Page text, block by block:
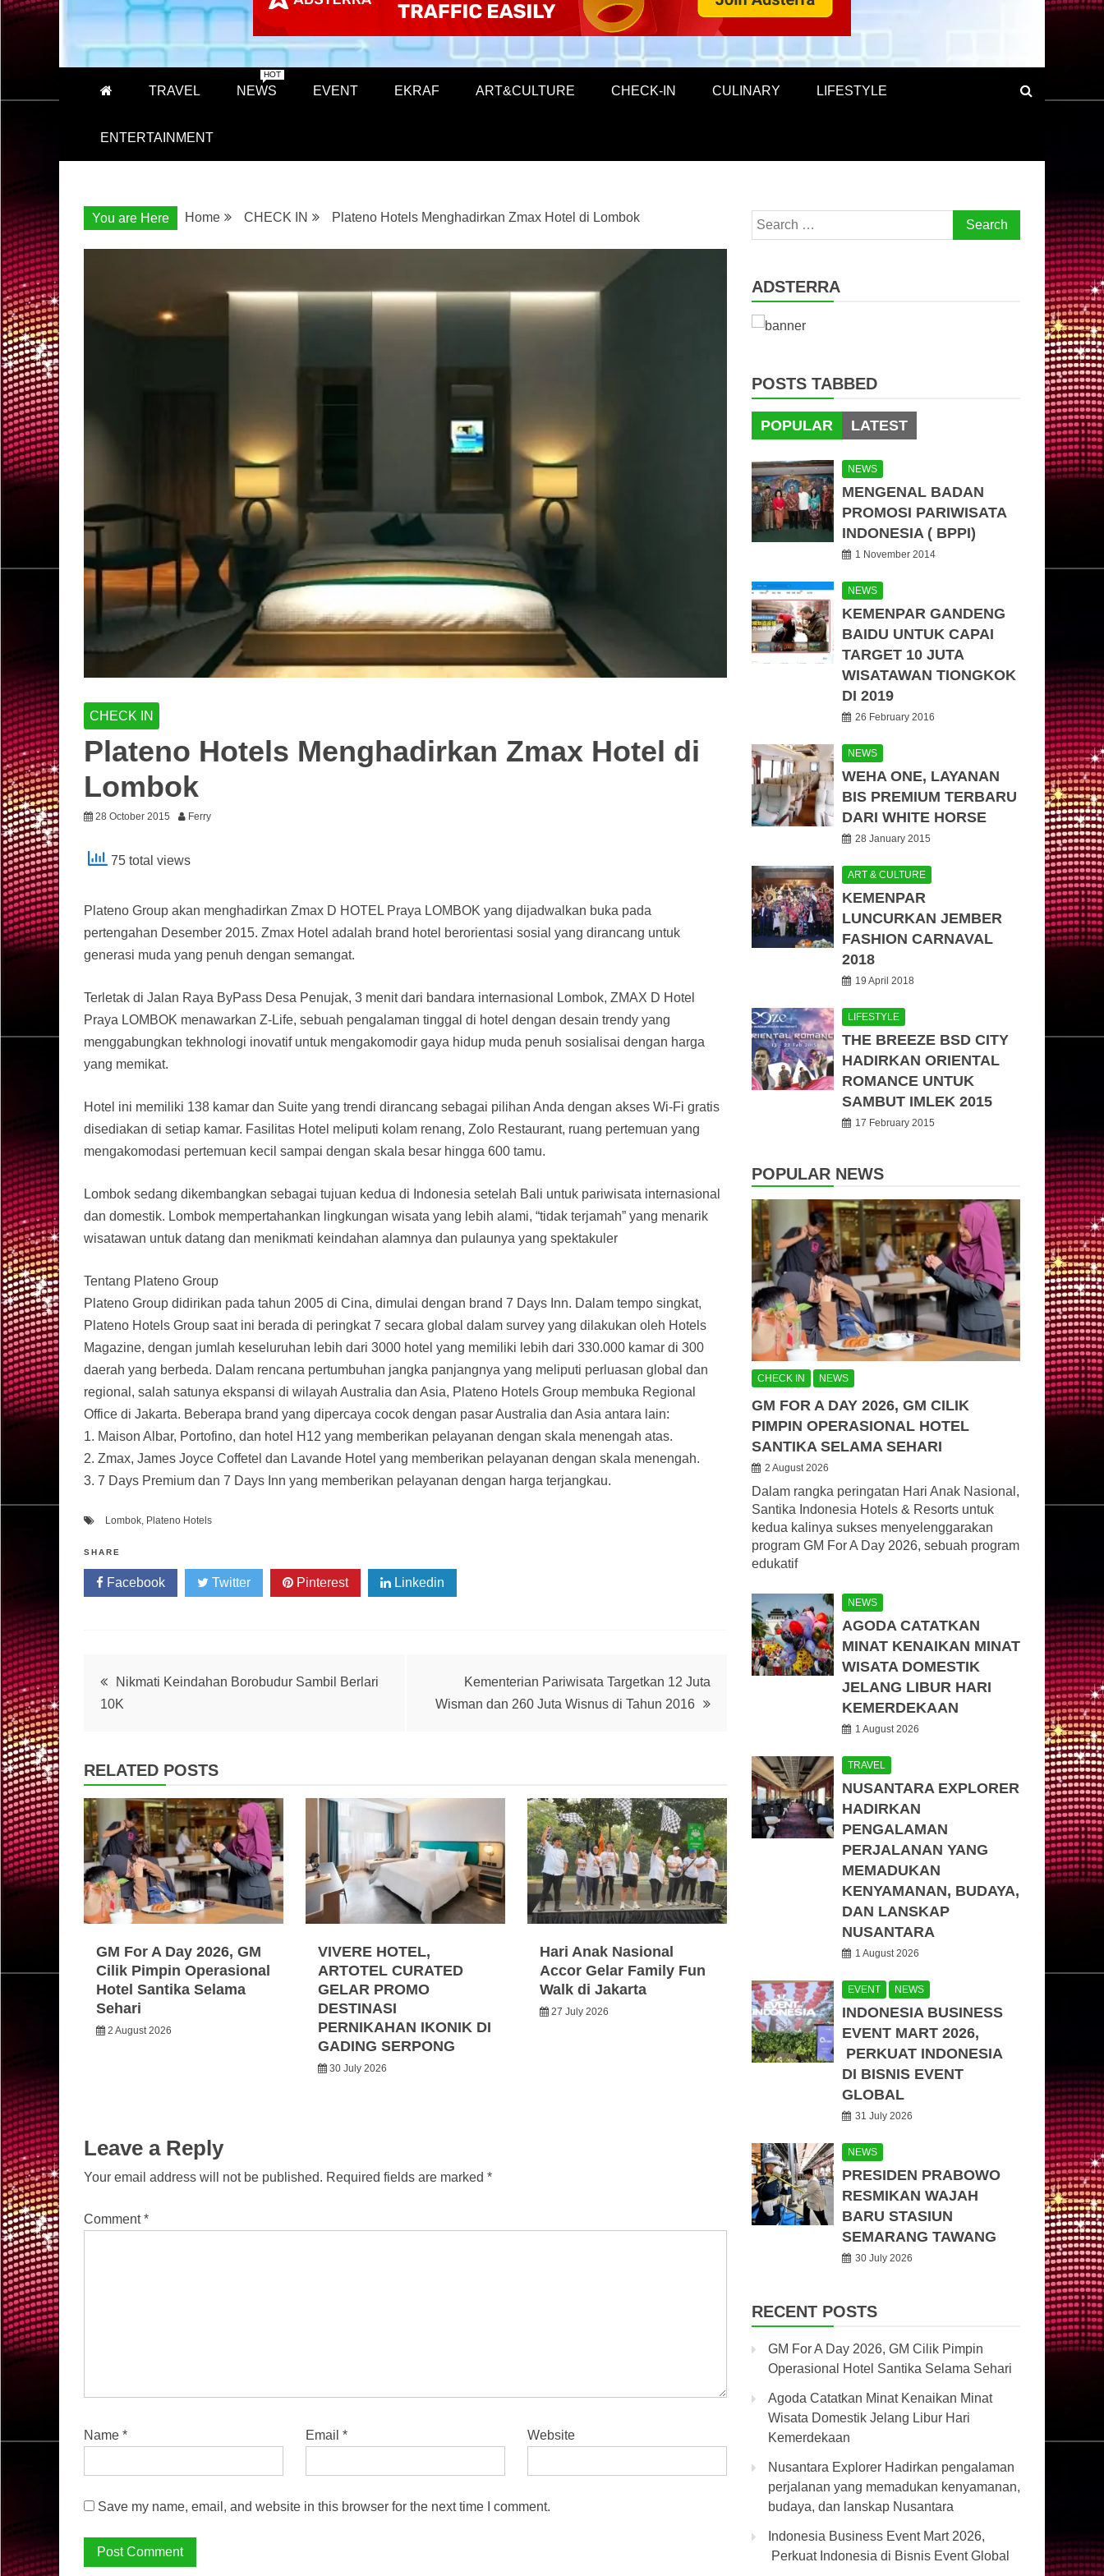
TRAVEL NEWS
HOT
EVENT EKRAF ART&CULTURE CHECK-IN CULINARY LIFESTYLE
ENTERTAINMENT
You are Here Home CHECK IN Plateno Hotels Menghadirkan Zmax Hotel di Lombok
CHECK IN
Plateno Hotels Menghadirkan Zmax Hotel di
Lombok
28 October 2015 Ferry
75 total views
Plateno Group akan menghadirkan Zmax D HOTEL Praya LOMBOK yang dijadwalkan buka pada
pertengahan Desember 2015. Zmax Hotel adalah brand hotel berorientasi sosial yang dirancang untuk
generasi muda yang penuh dengan semangat.
Terletak di Jalan Raya ByPass Desa Penujak, 3 menit dari bandara internasional Lombok, ZMAX D Hotel
Praya LOMBOK menawarkan Z-Life, sebuah pengalaman tinggal di hotel dengan desain trendy yang
menggabungkan tekhnologi inovatif untuk mengakomodir gaya hidup muda penuh sosialisai dengan harga
yang memikat.
Hotel ini memiliki 138 kamar dan Suite yang trendi dirancang sebagai pilihan Anda dengan akses Wi-Fi gratis
disediakan di setiap kamar. Fasilitas Hotel meliputi kolam renang, Zolo Restaurant, ruang pertemuan yang
mengakomodasi pertemuan kecil sampai dengan skala besar hingga 600 tamu.
Lombok sedang dikembangkan sebagai tujuan kedua di Indonesia setelah Bali untuk pariwisata internasional
dan domestik. Lombok mempertahankan lingkungan wisata yang lebih alami, “tidak terjamah” yang menarik
wisatawan untuk datang dan menikmati keindahan alamnya dan pulaunya yang spektakuler
Tentang Plateno Group
Plateno Group didirikan pada tahun 2005 di Cina, dimulai dengan brand 7 Days Inn. Dalam tempo singkat,
Plateno Hotels Group saat ini berada di peringkat 7 secara global dalam survey yang dilakukan oleh Hotels
Magazine, dengan jumlah keseluruhan lebih dari 3000 hotel yang memiliki lebih dari 330.000 kamar di 300
daerah yang berbeda. Dalam rencana pertumbuhan jangka panjangnya yang meliputi perluasan global dan
regional, salah satunya ekspansi di wilayah Australia dan Asia, Plateno Hotels Group membuka Regional
Office di Jakarta. Beberapa brand yang dipercaya cocok dengan pasar Australia dan Asia antara lain:
1. Maison Albar, Portofino, dan hotel H12 yang memberikan pelayanan dengan skala menengah atas.
2. Zmax, James Joyce Coffetel dan Lavande Hotel yang memberikan pelayanan dengan skala menengah.
3. 7 Days Premium dan 7 Days Inn yang memberikan pelayanan dengan harga terjangkau.
Lombok, Plateno Hotels
SHARE
Facebook Twitter Pinterest Linkedin
PostNikmati Keindahan Borobudur Sambil Berlari
10K
Kementerian Pariwisata Targetkan 12 Juta
Wisman dan 260 Juta Wisnus di Tahun 2016
RELATED POSTS
GM For A Day 2026, GM
Cilik Pimpin Operasional
Hotel Santika Selama
Sehari
2 August 2026
VIVERE HOTEL,
ARTOTEL CURATED
GELAR PROMO
DESTINASI
PERNIKAHAN IKONIK DI
GADING SERPONG
30 July 2026
Hari Anak Nasional
Accor Gelar Family Fun
Walk di Jakarta
27 July 2026
Leave a Reply
Your email address will not be published. Required fields are marked *
Comment*
Name * Email* Website
Save my name, email, and website in this browser for the next time I comment.
Search
for:
ADSTERRA
POSTS TABBED
POPULAR LATEST
NEWS
MENGENAL BADAN
PROMOSI PARIWISATA
INDONESIA ( BPPI)
1 November 2014
NEWS
KEMENPAR GANDENG
BAIDU UNTUK CAPAI
TARGET 10 JUTA
WISATAWAN TIONGKOK
DI 2019
26 February 2016
NEWS
WEHA ONE, LAYANAN
BIS PREMIUM TERBARU
DARI WHITE HORSE
28 January 2015
ART & CULTURE
KEMENPAR
LUNCURKAN JEMBER
FASHION CARNAVAL
2018
19 April 2018
LIFESTYLE
THE BREEZE BSD CITY
HADIRKAN ORIENTAL
ROMANCE UNTUK
SAMBUT IMLEK 2015
17 February 2015
POPULAR NEWS
CHECK IN NEWS
GM FOR A DAY 2026, GM CILIK
PIMPIN OPERASIONAL HOTEL
SANTIKA SELAMA SEHARI
2 August 2026
Dalam rangka peringatan Hari Anak Nasional,
Santika Indonesia Hotels & Resorts untuk
kedua kalinya sukses menyelenggarakan
program GM For A Day 2026, sebuah program
edukatif
NEWS
AGODA CATATKAN
MINAT KENAIKAN MINAT
WISATA DOMESTIK
JELANG LIBUR HARI
KEMERDEKAAN
1 August 2026
TRAVEL
NUSANTARA EXPLORER
HADIRKAN
PENGALAMAN
PERJALANAN YANG
MEMADUKAN
KENYAMANAN, BUDAYA,
DAN LANSKAP
NUSANTARA
1 August 2026
EVENT NEWS
INDONESIA BUSINESS
EVENT MART 2026,
PERKUAT INDONESIA
DI BISNIS EVENT
GLOBAL
31 July 2026
NEWS
PRESIDEN PRABOWO
RESMIKAN WAJAH
BARU STASIUN
SEMARANG TAWANG
30 July 2026
RECENT POSTS
GM For A Day 2026, GM Cilik Pimpin
Operasional Hotel Santika Selama Sehari
Agoda Catatkan Minat Kenaikan Minat
Wisata Domestik Jelang Libur Hari
Kemerdekaan
Nusantara Explorer Hadirkan pengalaman
perjalanan yang memadukan kenyamanan,
budaya, dan lanskap Nusantara
Indonesia Business Event Mart 2026,
Perkuat Indonesia di Bisnis Event Global